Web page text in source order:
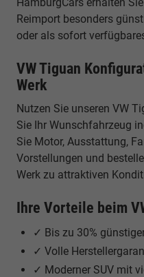
Reimport besonders
oder als sofort
VW Tiguan
Werk
Nutzen Sie unseren VW
Sie Ihr Wunschfahrzeug
Sie Motor, Ausstattung,
Vorstellungen und
Werk zu attraktiven
Ihre Vorteile beim
✓ Bis zu 30%
✓ Volle
✓ Moderner SUV mit